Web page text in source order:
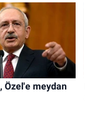
Özel'e meydan